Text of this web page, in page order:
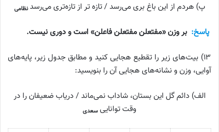
پ) هردم از این باغ بری می‌رسد / تازه تر از تازه‌تری می‌رسدنظامی
پاسخ: بر وزن «مفتعلن مفتعلن فاعلن» است و دوری نیست.
۱۳) بیت‌های زیر را تقطیع هجایی کنید و مطابق جدول زیر، پایه‌های
آوایی، وزن و نشانه‌های هجایی آن را بنویسید:
الف) دائم گل این بستان، شاداب نمی‌ماند / دریاب ضعیفان را در
وقت توانایی سعدی